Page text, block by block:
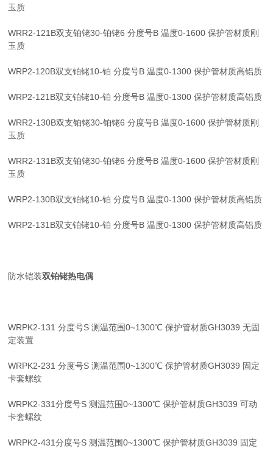
玉质
WRR2-121B双支铂铑30-铂铑6 分度号B 温度0-1600 保护管材质刚
玉质
WRP2-120B双支铂铑10-铂 分度号B 温度0-1300 保护管材质高铝质
WRP2-121B双支铂铑10-铂 分度号B 温度0-1300 保护管材质高铝质
WRR2-130B双支铂铑30-铂铑6 分度号B 温度0-1600 保护管材质刚
玉质
WRR2-131B双支铂铑30-铂铑6 分度号B 温度0-1600 保护管材质刚
玉质
WRP2-130B双支铂铑10-铂 分度号B 温度0-1300 保护管材质高铝质
WRP2-131B双支铂铑10-铂 分度号B 温度0-1300 保护管材质高铝质
防水铠装双铂铑热电偶
WRPK2-131 分度号S 测温范围0~1300℃ 保护管材质GH3039 无固
定装置
WRPK2-231 分度号S 测温范围0~1300℃ 保护管材质GH3039 固定
卡套螺纹
WRPK2-331分度号S 测温范围0~1300℃ 保护管材质GH3039 可动
卡套螺纹
WRPK2-431分度号S 测温范围0~1300℃ 保护管材质GH3039 固定